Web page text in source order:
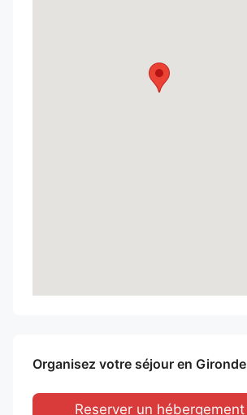
Organisez votre séjour en Gironde
Reserver un hébergement